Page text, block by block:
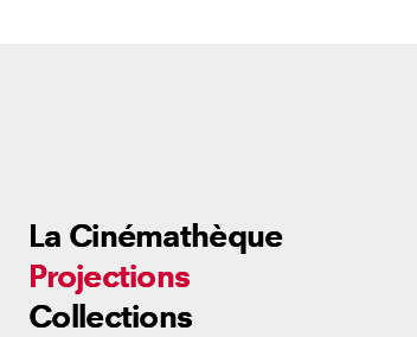
La Cinémathèque
Projections
Collections
La Cinémathèque
Projections
Collections
La Cinémathèque
Projections
Collections